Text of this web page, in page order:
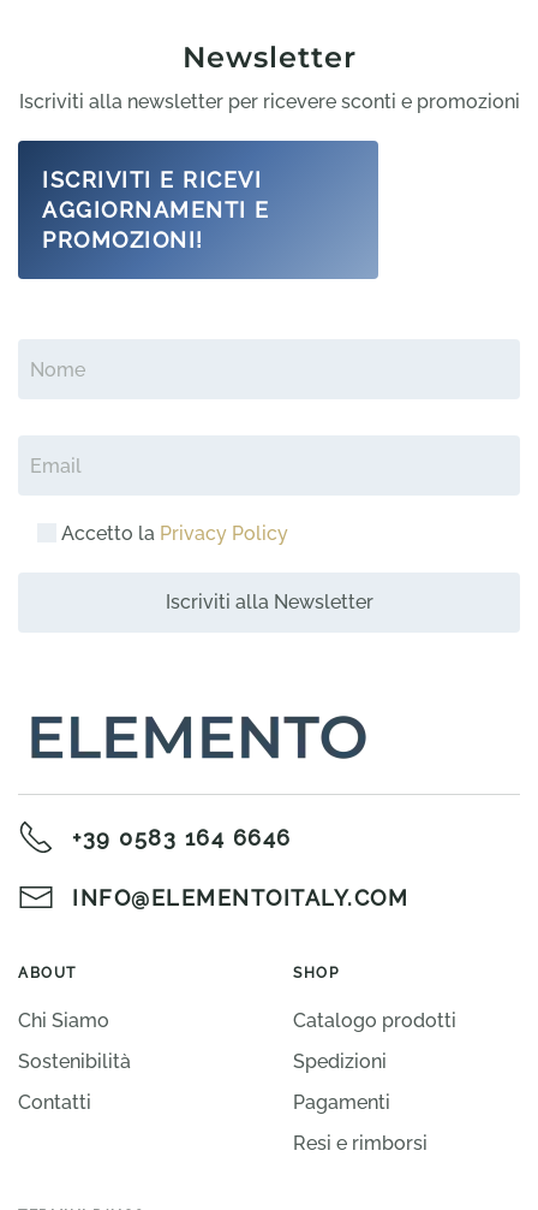
Newsletter
Iscriviti alla newsletter per ricevere sconti e promozioni
ISCRIVITI E RICEVI
AGGIORNAMENTI E
PROMOZIONI!
Accetto la Privacy Policy
+39 0583 164 6646
INFO@ELEMENTOITALY.COM
ABOUT
Chi Siamo
Sostenibilità
Contatti
SHOP
Catalogo prodotti
Spedizioni
Pagamenti
Resi e rimborsi